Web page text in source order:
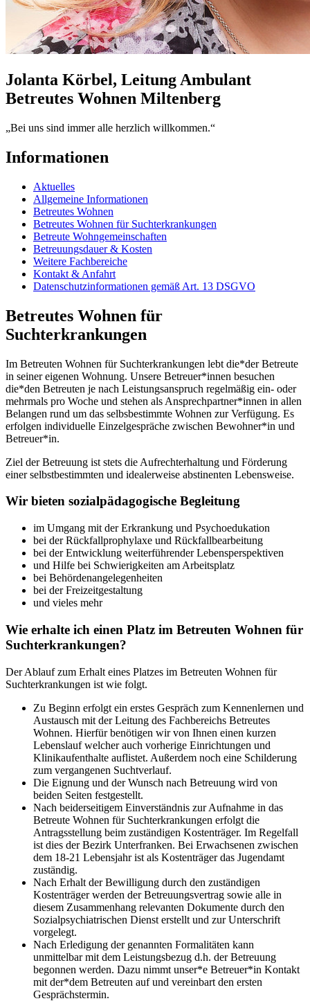
Jolanta Körbel, Leitung Ambulant
Betreutes Wohnen Miltenberg
„Bei uns sind immer alle herzlich willkommen.“
Informationen
Aktuelles
Allgemeine Informationen
Betreutes Wohnen
Betreutes Wohnen für Suchterkrankungen
Betreute Wohngemeinschaften
Betreuungsdauer & Kosten
Weitere Fachbereiche
Kontakt & Anfahrt
Datenschutzinformationen gemäß Art. 13 DSGVO
Betreutes Wohnen für
Suchterkrankungen
Im Betreuten Wohnen für Suchterkrankungen lebt die*der Betreute
in seiner eigenen Wohnung. Unsere Betreuer*innen besuchen
die*den Betreuten je nach Leistungsanspruch regelmäßig ein- oder
mehrmals pro Woche und stehen als Ansprechpartner*innen in allen
Belangen rund um das selbsbestimmte Wohnen zur Verfügung. Es
erfolgen individuelle Einzelgespräche zwischen Bewohner*in und
Betreuer*in.
Ziel der Betreuung ist stets die Aufrechterhaltung und Förderung
einer selbstbestimmten und idealerweise abstinenten Lebensweise.
Wir bieten sozialpädagogische Begleitung
im Umgang mit der Erkrankung und Psychoedukation
bei der Rückfallprophylaxe und Rückfallbearbeitung
bei der Entwicklung weiterführender Lebensperspektiven
und Hilfe bei Schwierigkeiten am Arbeitsplatz
bei Behördenangelegenheiten
bei der Freizeitgestaltung
und vieles mehr
Wie erhalte ich einen Platz im Betreuten Wohnen für
Suchterkrankungen?
Der Ablauf zum Erhalt eines Platzes im Betreuten Wohnen für
Suchterkrankungen ist wie folgt.
Zu Beginn erfolgt ein erstes Gespräch zum Kennenlernen und
Austausch mit der Leitung des Fachbereichs Betreutes
Wohnen. Hierfür benötigen wir von Ihnen einen kurzen
Lebenslauf welcher auch vorherige Einrichtungen und
Klinikaufenthalte auflistet. Außerdem noch eine Schilderung
zum vergangenen Suchtverlauf.
Die Eignung und der Wunsch nach Betreuung wird von
beiden Seiten festgestellt.
Nach beiderseitigem Einverständnis zur Aufnahme in das
Betreute Wohnen für Suchterkrankungen erfolgt die
Antragsstellung beim zuständigen Kostenträger. Im Regelfall
ist dies der Bezirk Unterfranken. Bei Erwachsenen zwischen
dem 18-21 Lebensjahr ist als Kostenträger das Jugendamt
zuständig.
Nach Erhalt der Bewilligung durch den zuständigen
Kostenträger werden der Betreuungsvertrag sowie alle in
diesem Zusammenhang relevanten Dokumente durch den
Sozialpsychiatrischen Dienst erstellt und zur Unterschrift
vorgelegt.
Nach Erledigung der genannten Formalitäten kann
unmittelbar mit dem Leistungsbezug d.h. der Betreuung
begonnen werden. Dazu nimmt unser*e Betreuer*in Kontakt
mit der*dem Betreuten auf und vereinbart den ersten
Gesprächstermin.